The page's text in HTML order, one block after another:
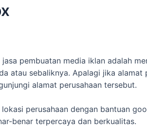
pembuatan media iklan adalah
atau sebaliknya. Apalagi jika
alamat perusahaan tersebut.
perusahaan dengan bantuan
benar terpercaya dan berkualitas.